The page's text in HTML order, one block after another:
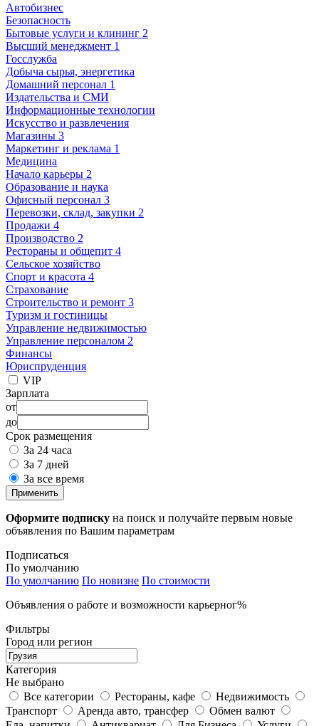
Автобизнес
Безопасность
Бытовые услуги и клининг 2
Высший менеджмент 1
Госслужба
Добыча сырья, энергетика
Домашний персонал 1
Издательства и СМИ
Информационные технологии
Искусство и развлечения
Магазины 3
Маркетинг и реклама 1
Медицина
Начало карьеры 2
Образование и наука
Офисный персонал 3
Перевозки, склад, закупки 2
Продажи 4
Производство 2
Рестораны и общепит 4
Сельское хозяйство
Спорт и красота 4
Страхование
Строительство и ремонт 3
Туризм и гостиницы
Управление недвижимостью
Управление персоналом 2
Финансы
Юриспруденция
VIP
Зарплата
от
до
Срок размещения
За 24 часа
За 7 дней
За все время
Применить
Оформите подписку на поиск и получайте первым новые
объявления по Вашим параметрам
Подписаться
По умолчанию
По умолчанию По новизне По стоимости
Объявления о работе и возможности карьерног%
Фильтры
Город или регион
Категория
Не выбрано
Все категории
Рестораны, кафе
Недвижимость
Транспорт
Аренда авто, трансфер
Обмен валют